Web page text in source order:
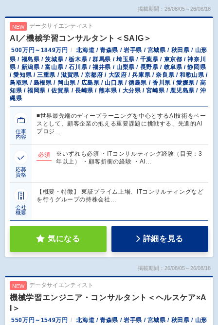
掲載期間：26/08/05～26/08/18
NEW データサイエンティスト
AI／機械学習コンサルタント＜SAIG＞
500万円～1849万円
北海道 / 青森県 / 岩手県 / 宮城県 / 秋田県 / 山形
県 / 福島県 / 茨城県 / 栃木県 / 群馬県 / 埼玉県 / 千葉県 / 東京都 / 神奈川
県 / 新潟県 / 富山県 / 石川県 / 福井県 / 山梨県 / 長野県 / 岐阜県 / 静岡県
/ 愛知県 / 三重県 / 滋賀県 / 京都府 / 大阪府 / 兵庫県 / 奈良県 / 和歌山県 /
鳥取県 / 島根県 / 岡山県 / 広島県 / 山口県 / 徳島県 / 香川県 / 愛媛県 / 高
知県 / 福岡県 / 佐賀県 / 長崎県 / 熊本県 / 大分県 / 宮崎県 / 鹿児島県 / 沖
縄県
仕事
内容
■世界最先端のディープラーニングを中心とするAI技術をベー
スとして、顧客企業の抱える重要課題に挑戦する、先進的AI
プロジ…
応募
資格
必須
※いずれも必須 ・ITコンサルティング経験（目安：3
年以上） ・顧客折衝の経験 ・AI…
会社
概要
【概要・特徴】 東証プライム上場、ITコンサルティングなど
を行うグループの持株会社…
気になる 詳細を見る
掲載期間：26/08/05～26/08/18
NEW データサイエンティスト
機械学習エンジニア・コンサルタント＜ヘルスケア×A
I＞
550万円～1549万円
北海道 / 青森県 / 岩手県 / 宮城県 / 秋田県 / 山形